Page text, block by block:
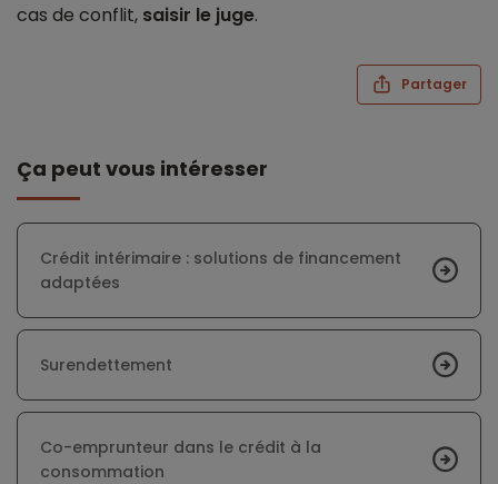
cas de conflit, saisir le juge.
Partager
Ça peut vous intéresser
Crédit intérimaire : solutions de financement
adaptées
Surendettement
Co-emprunteur dans le crédit à la
consommation